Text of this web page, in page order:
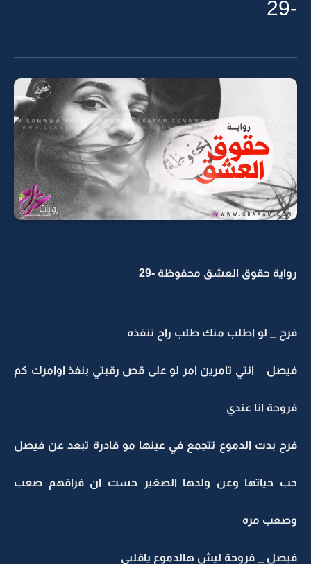
حقوق العشق محفوظة -29
_ لو اطلب منك طلب راح تنفذه
_ انتي تامرين امر لو على قص رقبتي بنفذ اوامرك كم
انا عندي
بدت الدموع تتجمع في عينها مو قادرة تبعد عن فيصل
حياتها وعن ولدها الصغير حست ان فراقهم صعب
مره
_ فروحة ليش هالدموع ياقلبي